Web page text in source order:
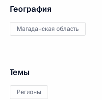
География
Магаданская область
Темы
Регионы